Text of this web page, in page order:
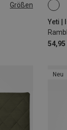
Größen
Yeti |
54,95
1.6L
Neu